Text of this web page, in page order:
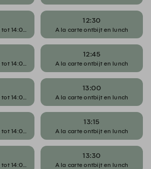
14:00 uur
12:30
A la carte ontbijt en lunch
14:00 uur
12:45
A la carte ontbijt en lunch
14:00 uur
13:00
A la carte ontbijt en lunch
14:00 uur
13:15
A la carte ontbijt en lunch
14:00 uur
13:30
A la carte ontbijt en lunch